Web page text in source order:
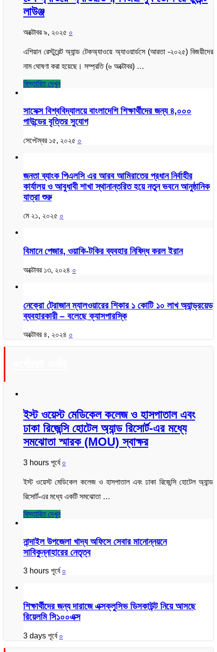
লাউঞ্জ
অক্টোবর ৯, ২০২৫ ০
এশিয়ান রেস্টুরেন্ট অ্যান্ড টেকঅ্যাওয়ে অ্যাওয়ার্ডসে (আরতা -২০২৫) বিজয়ীদের
নাম ঘোষণা করা হয়েছে। সম্প্রতি (৬ অক্টোবর) …
বিস্তারিত দেখুন
সাসেক্স বিশ্ববিদ্যালয়ে বাংলাদেশি শিক্ষার্থীদের জন্য ৪,০০০
পাউন্ডের বৃত্তির সুযোগ
সেপ্টেম্বর ১৫, ২০২৫ ০
জনতা ব্যাংক পিএলসি এর আরব আমিরাতের প্রধান নির্বাহীর
কার্যালয় ও আবুধাবী শাখা স্থানান্তরিত হয়ে নতুন ভবনে আনুষ্ঠানিক
যাত্রা শুরু
মে ২১, ২০২৫ ০
বিমানে পেজার, ওয়াকি-টকির ব্যবহার নিষিদ্ধ করল ইরান
অক্টোবর ১৩, ২০২৪ ০
নেক্রো ট্রোজান ম্যালওয়ারের শিকার ১ কোটি ১০ লাখ অ্যান্ড্রয়েড
ব্যবহারকারী – বলেছে ক্যাসপারস্কি
অক্টোবর ৪, ২০২৪ ০
ইস্ট ওয়েস্ট মেডিকেল কলেজ ও হাসপাতাল এবং
ঢাকা রিজেন্সি হোটেল অ্যান্ড রিসোর্ট-এর মধ্যে
সমঝোতা স্মারক (MOU) স্বাক্ষর
3 hours পূর্বে ০
ইস্ট ওয়েস্ট মেডিকেল কলেজ ও হাসপাতাল এবং ঢাকা রিজেন্সি হোটেল অ্যান্ড
রিসোর্ট-এর মধ্যে একটি সমঝোতা …
বিস্তারিত দেখুন
নান্দাইল উপজেলা খাদ্য অফিসে সেবার মানোন্নয়নে
সাবিকুন্নাহারের নেতৃত্ব
3 hours পূর্বে ০
শিক্ষার্থীদের জন্য দারাজে এক্সক্লুসিভ ডিসকাউন্ট নিয়ে আসছে
রিয়েলমি সি১০০এক্স
3 days পূর্বে ০